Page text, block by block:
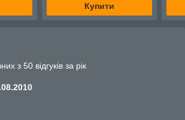
Купити
з 50 відгуків за рік